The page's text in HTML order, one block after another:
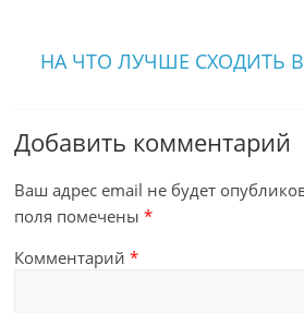
НА ЧТО ЛУЧШЕ СХОДИТЬ
Добавить комментарий
Ваш адрес email не будет
поля помечены*
Комментарий*